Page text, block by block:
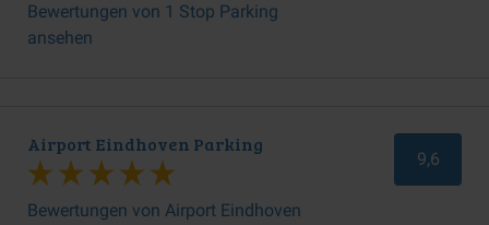
Bewertungen von 1 Stop Parking
ansehen
Airport Eindhoven Parking
Bewertungen von Airport Eindhoven
9,6